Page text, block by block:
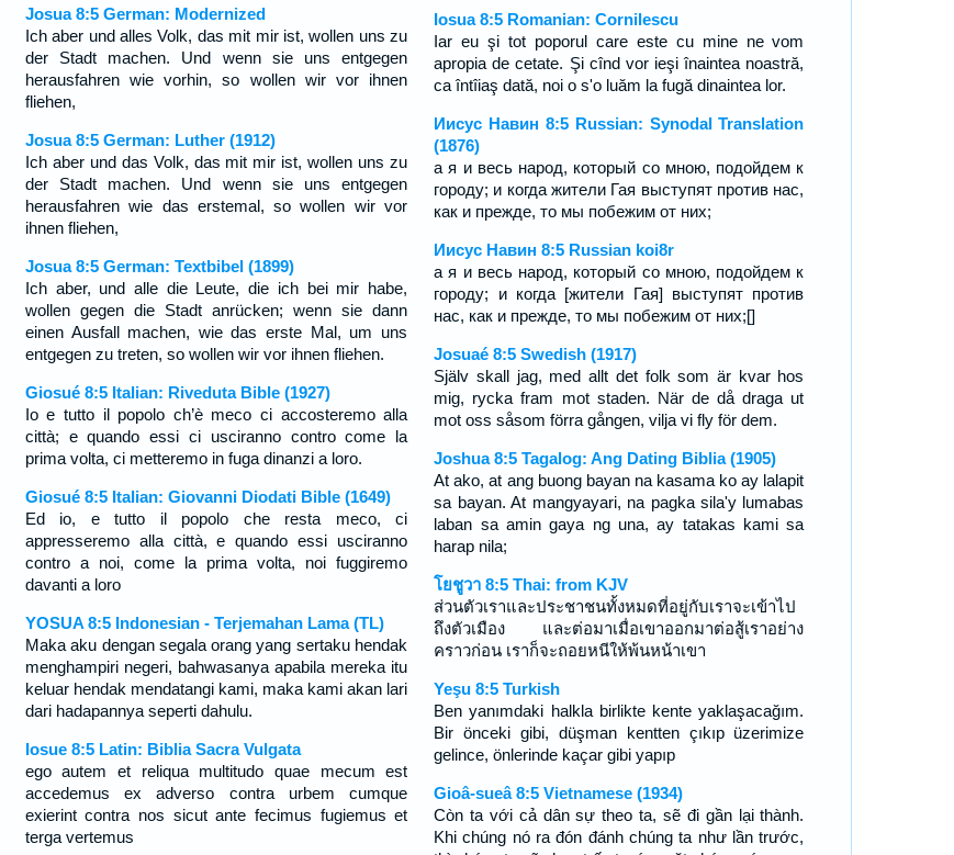
Josua 8:5 German: Modernized
Ich aber und alles Volk, das mit mir ist, wollen uns zu
der Stadt machen. Und wenn sie uns entgegen
herausfahren wie vorhin, so wollen wir vor ihnen
fliehen,
Josua 8:5 German: Luther (1912)
Ich aber und das Volk, das mit mir ist, wollen uns zu
der Stadt machen. Und wenn sie uns entgegen
herausfahren wie das erstemal, so wollen wir vor
ihnen fliehen,
Josua 8:5 German: Textbibel (1899)
Ich aber, und alle die Leute, die ich bei mir habe,
wollen gegen die Stadt anrücken; wenn sie dann
einen Ausfall machen, wie das erste Mal, um uns
entgegen zu treten, so wollen wir vor ihnen fliehen.
Giosué 8:5 Italian: Riveduta Bible (1927)
Io e tutto il popolo ch’è meco ci accosteremo alla
città; e quando essi ci usciranno contro come la
prima volta, ci metteremo in fuga dinanzi a loro.
Giosué 8:5 Italian: Giovanni Diodati Bible (1649)
Ed io, e tutto il popolo che resta meco, ci
appresseremo alla città, e quando essi usciranno
contro a noi, come la prima volta, noi fuggiremo
davanti a loro
YOSUA 8:5 Indonesian - Terjemahan Lama (TL)
Maka aku dengan segala orang yang sertaku hendak
menghampiri negeri, bahwasanya apabila mereka itu
keluar hendak mendatangi kami, maka kami akan lari
dari hadapannya seperti dahulu.
Iosue 8:5 Latin: Biblia Sacra Vulgata
ego autem et reliqua multitudo quae mecum est
accedemus ex adverso contra urbem cumque
exierint contra nos sicut ante fecimus fugiemus et
terga vertemus
Iosua 8:5 Romanian: Cornilescu
Iar eu şi tot poporul care este cu mine ne vom
apropia de cetate. Şi cînd vor ieşi înaintea noastră,
ca întîiaş dată, noi o s'o luăm la fugă dinaintea lor.
Иисус Навин 8:5 Russian: Synodal Translation
(1876)
а я и весь народ, который со мною, подойдем к
городу; и когда жители Гая выступят против нас,
как и прежде, то мы побежим от них;
Иисус Навин 8:5 Russian koi8r
а я и весь народ, который со мною, подойдем к
городу; и когда [жители Гая] выступят против
нас, как и прежде, то мы побежим от них;[]
Josuaé 8:5 Swedish (1917)
Själv skall jag, med allt det folk som är kvar hos
mig, rycka fram mot staden. När de då draga ut
mot oss såsom förra gången, vilja vi fly för dem.
Joshua 8:5 Tagalog: Ang Dating Biblia (1905)
At ako, at ang buong bayan na kasama ko ay lalapit
sa bayan. At mangyayari, na pagka sila'y lumabas
laban sa amin gaya ng una, ay tatakas kami sa
harap nila;
โยชูวา 8:5 Thai: from KJV
ส่วนตัวเราและประชาชนทั้งหมดที่อยู่กับเราจะเข้าไป
ถึงตัวเมือง และต่อมาเมื่อเขาออกมาต่อสู้เราอย่าง
คราวก่อน เราก็จะถอยหนีให้พ้นหน้าเขา
Yeşu 8:5 Turkish
Ben yanımdaki halkla birlikte kente yaklaşacağım.
Bir önceki gibi, düşman kentten çıkıp üzerimize
gelince, önlerinde kaçar gibi yapıp
Gioâ-sueâ 8:5 Vietnamese (1934)
Còn ta với cả dân sự theo ta, sẽ đi gần lại thành.
Khi chúng nó ra đón đánh chúng ta như lần trước,